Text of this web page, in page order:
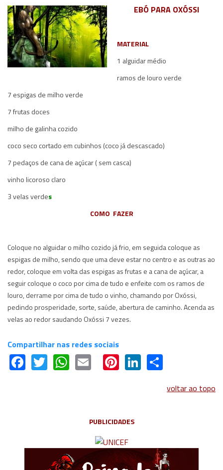
EBÓ PARA OXÓSSI
MATERIAL
1 alguidar médio
ramos de louro verde
7 espigas de milho verde
7 frutas doces
milho de galinha cozido
coco seco cortado em cubinhos (coco já descascado)
7 pedaços de cana de açúcar ( sem casca)
vinho licoroso claro
3 velas verdes
COMO FAZER
Coloque no alguidar o milho cozido já frio, em seguida coloque as
espigas de milho, sendo que uma deve estar no centro e as outras ao
redor, coloque em volta das espigas as frutas e a cana de açúcar, a
seguir coloque o coco por cima de tudo e enfeite com os ramos de
louro, derrame por cima de tudo o vinho, chamando por Oxóssi,
pedindo prosperidade, sorte, saúde, abertura de caminho. Acenda as
velas ao redor saudando Oxóssi 7 vezes.
Compartilhar nas redes sociais
Facebook
TwitterWhatsApp
EmailPinterest
LinkedIn
voltar ao topo
PUBLICIDADES